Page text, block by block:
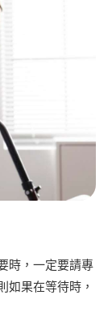
時，一定要請專
如果在等待時，